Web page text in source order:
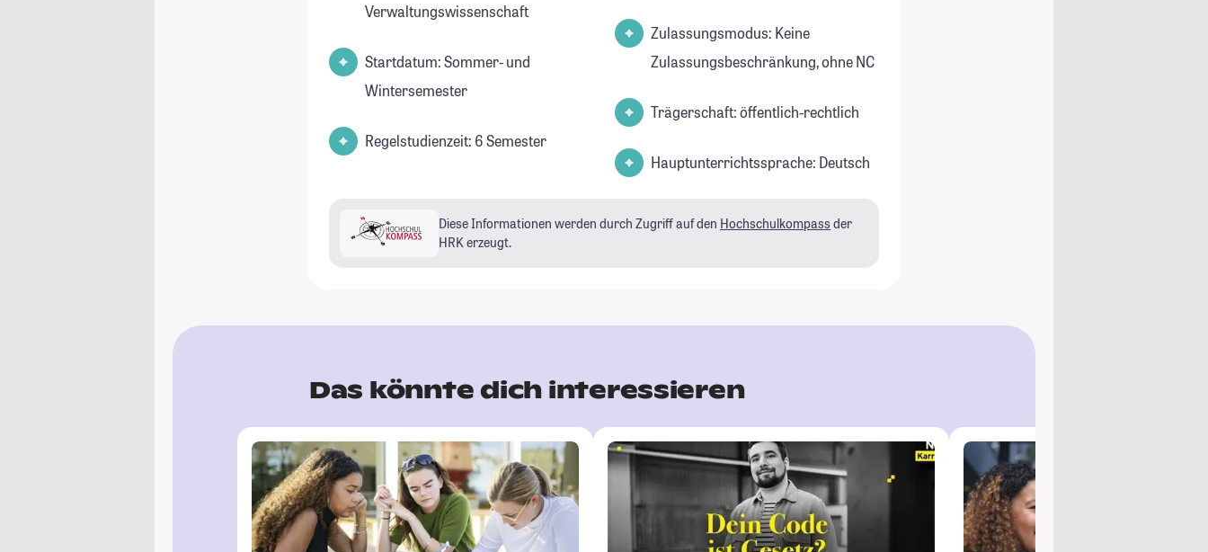
Verwaltungswissenschaft
Startdatum: Sommer- und
Wintersemester
Regelstudienzeit: 6 Semester
Zulassungsmodus: Keine
Zulassungsbeschränkung, ohne NC
Trägerschaft: öffentlich-rechtlich
Hauptunterrichtssprache: Deutsch
Diese Informationen werden durch Zugriff auf den Hochschulkompass der
HRK erzeugt.
Das könnte dich interessieren